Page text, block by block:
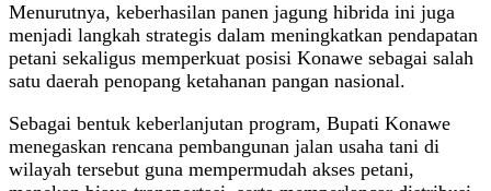
Menurutnya, keberhasilan panen jagung hibrida ini juga
menjadi langkah strategis dalam meningkatkan pendapatan
petani sekaligus memperkuat posisi Konawe sebagai salah
satu daerah penopang ketahanan pangan nasional.
Sebagai bentuk keberlanjutan program, Bupati Konawe
menegaskan rencana pembangunan jalan usaha tani di
wilayah tersebut guna mempermudah akses petani,